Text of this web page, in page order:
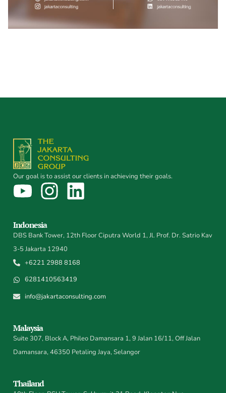
Our goal is to assist our clients in achieving their goals.
Indonesia
DBS Bank Tower, 12th Floor Ciputra World 1, Jl. Prof. Dr. Satrio Kav
3-5 Jakarta 12940
+6221 2988 8168
6281410563419
info@jakartaconsulting.com
Malaysia
Suite 307, Block A, Phileo Damansara 1, 9 Jalan 16/11, Off Jalan
Damansara, 46350 Petaling Jaya, Selangor
Thailand